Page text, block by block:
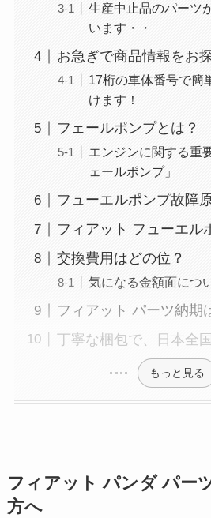
生産中止品のパーツ
います・・
お急ぎで商品情報をお
17桁の車体番号で簡
けます！
フェールポンプとは？
エンジンに関する重
ェールポンプ」
フューエルポンプ故障
フィアット フューエル
交換費用はどの位？
気になる金額面につ
フィアット パーツ納期
丁寧な梱包で、日本全
もっと見る
フィアット パンダ パー
方へ